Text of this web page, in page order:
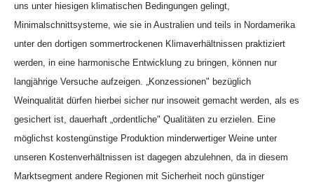
uns unter hiesigen klimatischen Bedingungen gelingt,
Minimalschnittsysteme, wie sie in Australien und teils in Nordamerika
unter den dortigen sommertrockenen Klimaverhältnissen praktiziert
werden, in eine harmonische Entwicklung zu bringen, können nur
langjährige Versuche aufzeigen. „Konzessionen" bezüglich
Weinqualität dürfen hierbei sicher nur insoweit gemacht werden, als es
gesichert ist, dauerhaft „ordentliche" Qualitäten zu erzielen. Eine
möglichst kostengünstige Produktion minderwertiger Weine unter
unseren Kostenverhältnissen ist dagegen abzulehnen, da in diesem
Marktsegment andere Regionen mit Sicherheit noch günstiger